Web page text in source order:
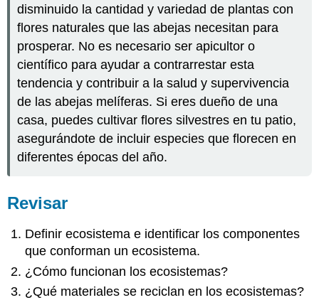
disminuido la cantidad y variedad de plantas con
flores naturales que las abejas necesitan para
prosperar. No es necesario ser apicultor o
científico para ayudar a contrarrestar esta
tendencia y contribuir a la salud y supervivencia
de las abejas melíferas. Si eres dueño de una
casa, puedes cultivar flores silvestres en tu patio,
asegurándote de incluir especies que florecen en
diferentes épocas del año.
Revisar
Definir ecosistema e identificar los componentes
que conforman un ecosistema.
¿Cómo funcionan los ecosistemas?
¿Qué materiales se reciclan en los ecosistemas?